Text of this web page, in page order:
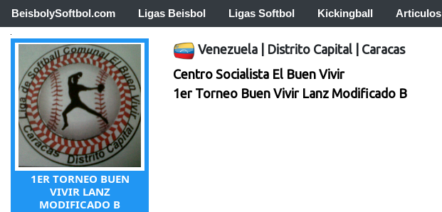
BeisbolySoftbol.com Ligas Beisbol Ligas Softbol Kickingball Articulos
1ER TORNEO BUEN
VIVIR LANZ
MODIFICADO B
Venezuela Distrito Capital
Caracas
Centro Socialista El Buen Vivir
1er Torneo Buen Vivir Lanz Modificado B